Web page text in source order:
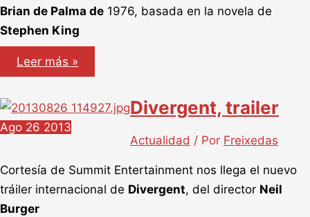
Brian de Palma de 1976, basada en la novela de
Stephen King
Carrie,
clip
Leer más »
Ago 26 2013
Divergent, trailer
Actualidad / Por Freixedas
Cortesía de Summit Entertainment nos llega el nuevo
tráiler internacional de Divergent, del director Neil
Burger